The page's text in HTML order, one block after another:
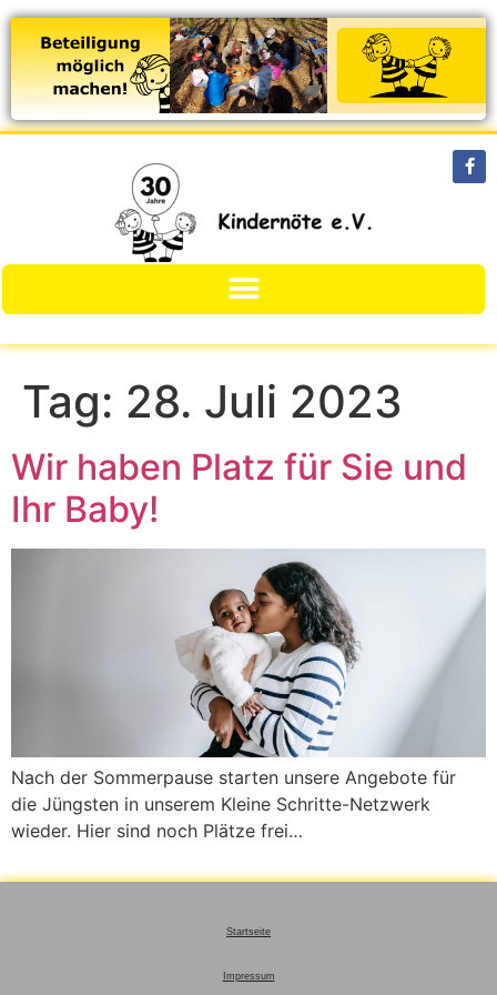
Tag: 28. Juli 2023
Wir haben Platz für Sie und
Ihr Baby!
Nach der Sommerpause starten unsere Angebote für
die Jüngsten in unserem Kleine Schritte-Netzwerk
wieder. Hier sind noch Plätze frei…
Startseite
Impressum